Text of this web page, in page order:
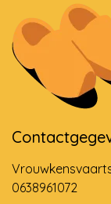
0638961072